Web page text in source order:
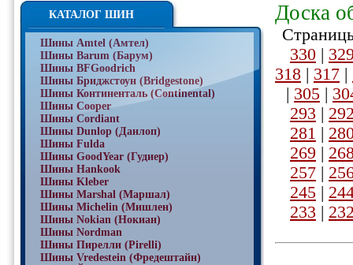
КАТАЛОГ ШИН
Шины Amtel (Амтел)
Шины Barum (Барум)
Шины BFGoodrich
Шины Бриджстоун (Bridgestone)
Шины Континенталь (Continental)
Шины Cooper
Шины Cordiant
Шины Dunlop (Данлоп)
Шины Fulda
Шины GoodYear (Гудиер)
Шины Hankook
Шины Kleber
Шины Marshal (Маршал)
Шины Michelin (Мишлен)
Шины Nokian (Нокиан)
Шины Nordman
Шины Пирелли (Pirelli)
Шины Vredestein (Фредештайн)
Доска
330 |
318 | 317 |
| 305 |
293 |
281 |
269 |
257 |
245 |
233 |